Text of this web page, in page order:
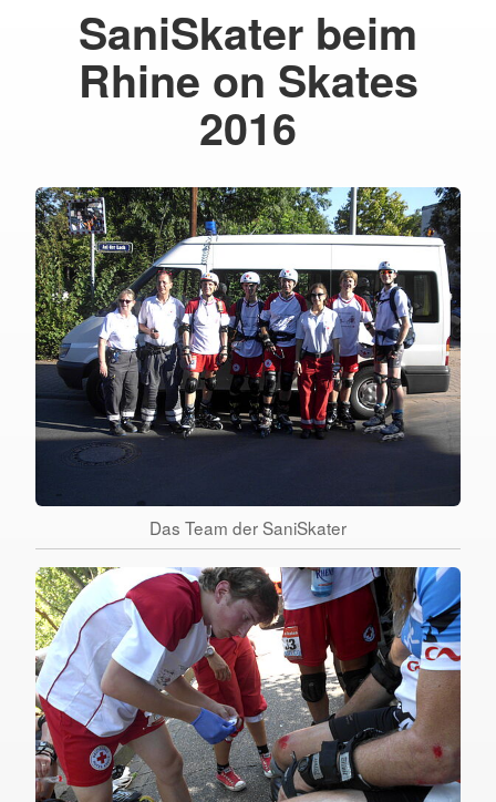
SaniSkater beim
Rhine on Skates
2016
Das Team der SaniSkater